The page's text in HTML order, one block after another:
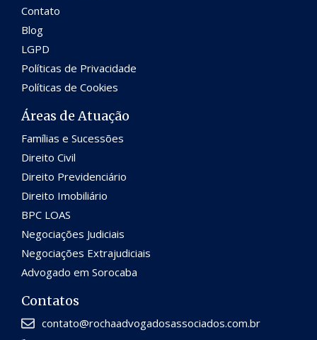
Contato
Blog
LGPD
Políticas de Privacidade
Políticas de Cookies
Áreas de Atuação
Famílias e Sucessões
Direito Civil
Direito Previdenciário
Direito Imobiliário
BPC LOAS
Negociações Judiciais
Negociações Extrajudiciais
Advogado em Sorocaba
Contatos
contato@rochaadvogadosassociados.com.br